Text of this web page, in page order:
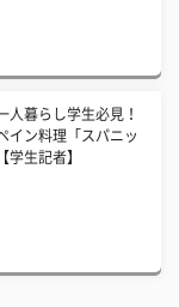
人暮らし学生必見！
イン料理「スパニッ
学生記者】